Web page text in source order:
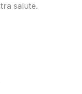
salute.